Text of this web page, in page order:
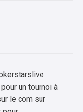
un tournoi à
le com sur